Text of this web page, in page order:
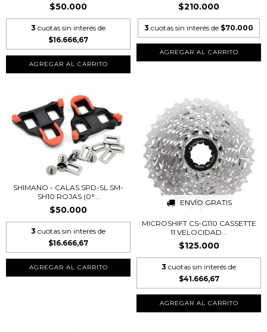
$50.000
3 cuotas sin interés de
$16.666,67
$210.000
3 cuotas sin interés de $70.000
AGREGAR AL CARRITO
SHIMANO - CALAS SPD-SL SM-
SH10 ROJAS (0°...
$50.000
3 cuotas sin interés de
$16.666,67
ENVÍO GRATIS
MICROSHIFT CS-G110 CASSETTE
11 VELOCIDAD...
$125.000
3 cuotas sin interés de
$41.666,67